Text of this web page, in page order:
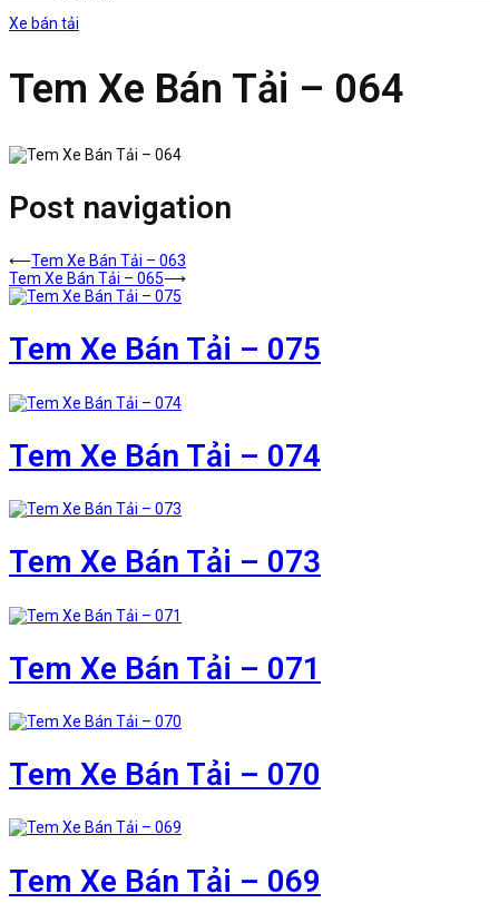
Xe bán tải
Tem Xe Bán Tải – 064
Post navigation
⟵Tem Xe Bán Tải – 063
Tem Xe Bán Tải – 065⟶
Tem Xe Bán Tải – 075
Tem Xe Bán Tải – 074
Tem Xe Bán Tải – 073
Tem Xe Bán Tải – 071
Tem Xe Bán Tải – 070
Tem Xe Bán Tải – 069